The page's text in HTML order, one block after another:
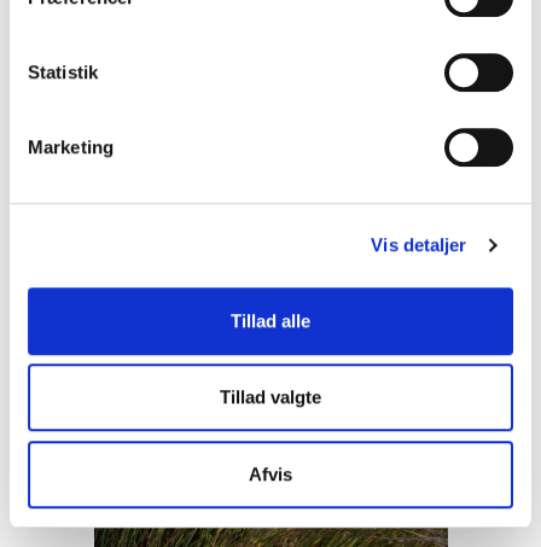
Statistik
Marketing
Vis detaljer
Tillad alle
Tillad valgte
Afvis
(inkl. moms)